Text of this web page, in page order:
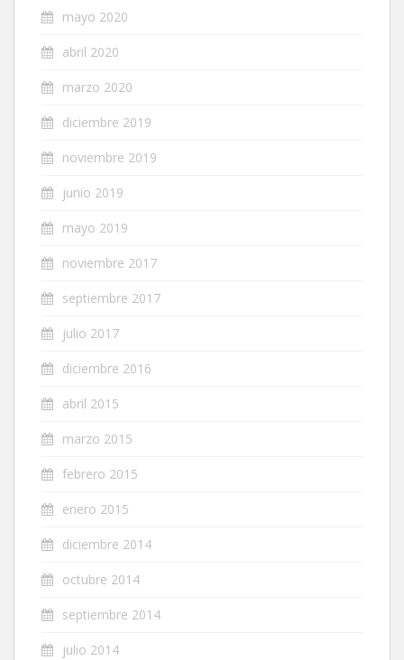
mayo 2020
abril 2020
marzo 2020
diciembre 2019
noviembre 2019
junio 2019
mayo 2019
noviembre 2017
septiembre 2017
julio 2017
diciembre 2016
abril 2015
marzo 2015
febrero 2015
enero 2015
diciembre 2014
octubre 2014
septiembre 2014
julio 2014